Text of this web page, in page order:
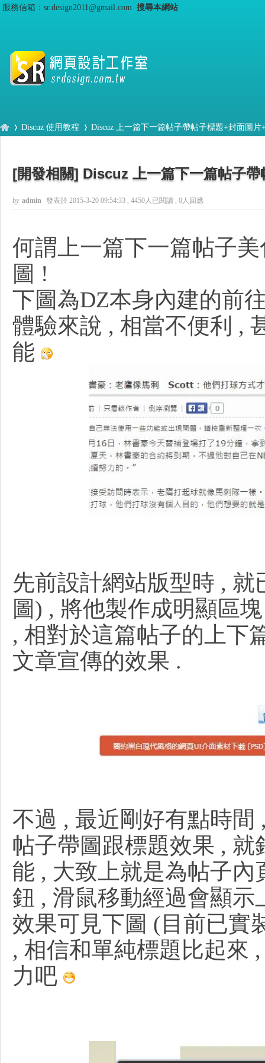
服務信箱：sr.design2011@gmail.com 搜尋本網站
Discuz 使用教程 Discuz 上一篇下一篇帖子帶帖子標題+封面圖片
[開發相關] Discuz 上一篇下一篇帖子
by admin 發表於 2015-3-20 09:54:33 , 4450人已閱讀 , 0人回應
何謂上一篇下一篇帖子
圖 !
下圖為DZ本身內建的前
體驗來說 , 相當不便利 ,
能
先前設計網站版型時 ,
圖) , 將他製作成明顯區
, 相對於這篇帖子的上下
文章宣傳的效果 .
不過 , 最近剛好有點時
帖子帶圖跟標題效果 , 就
能 , 大致上就是為帖子
鈕 , 滑鼠移動經過會顯
效果可見下圖 (目前已實
, 相信和單純標題比起來
力吧